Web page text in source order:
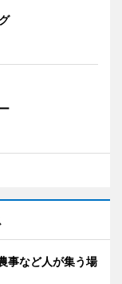
事など人が集う場